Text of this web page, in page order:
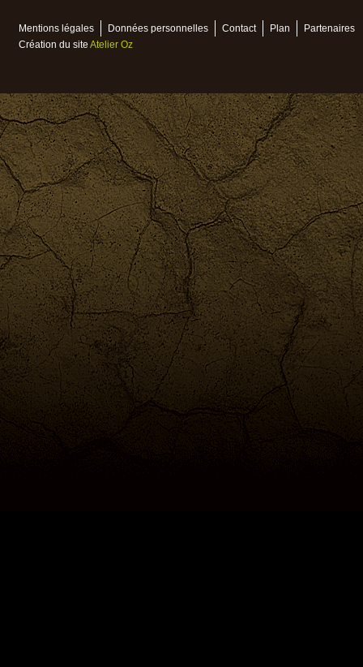
Mentions légales Données personnelles Contact Plan
Partenaires
Création du site Atelier Oz